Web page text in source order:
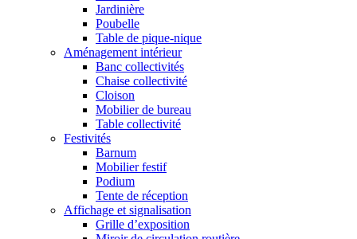
Jardinière
Poubelle
Table de pique-nique
Aménagement intérieur
Banc collectivités
Chaise collectivité
Cloison
Mobilier de bureau
Table collectivité
Festivités
Barnum
Mobilier festif
Podium
Tente de réception
Affichage et signalisation
Grille d’exposition